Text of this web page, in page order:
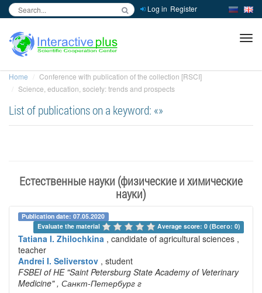
Log in Register
Home
Conference with publication of the collection [RSCI]
Science, education, society: trends and prospects
List of publications on a keyword: «»
Естественные науки (физические и химические
науки)
Publication date: 07.05.2020
Evaluate the material
Average score: 0 (Всего: 0)
Tatiana I. Zhilochkina , candidate of agricultural sciences ,
teacher
Andrei I. Seliverstov , student
FSBEI of HE "Saint Petersburg State Academy of Veterinary
Medicine" , Санкт-Петербург г